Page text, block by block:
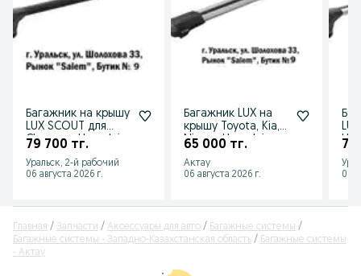
Багажник на крышу
LUX SCOUT для
Changan, Hyundai,
79 700 тг.
Уральск, 2-й рабочий
06 августа 2026 г.
Багажник LUX на
крышу Toyota, Kia,
Nissan, Hyundai,
65 000 тг.
Актау
06 августа 2026 г.
72
06
Главная Запчасти Аксессуары для авто
Багажные системы
Багажные системы - Западно-Казахстанская область
Багажные системы
- Актау